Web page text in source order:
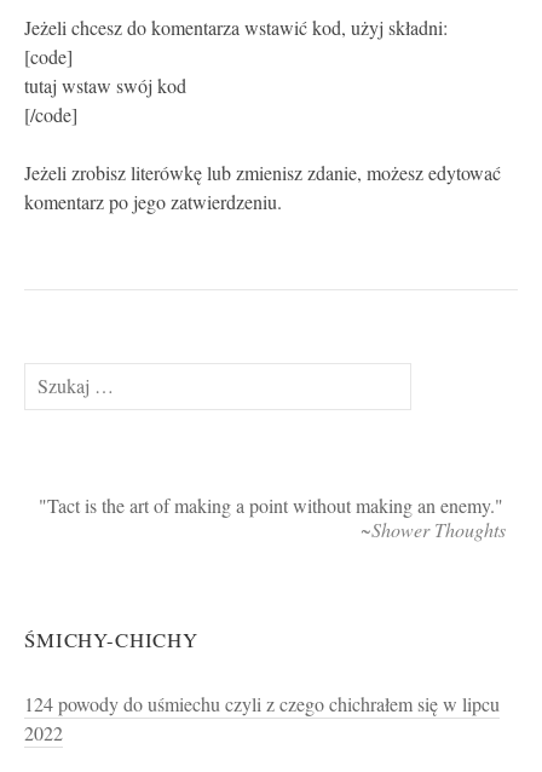
Jeżeli chcesz do komentarza wstawić kod, użyj składni:
[code]
tutaj wstaw swój kod
[/code]
Jeżeli zrobisz literówkę lub zmienisz zdanie, możesz edytować
komentarz po jego zatwierdzeniu.
Szukaj:
Tact is the art of making a point without making an enemy.
~Shower Thoughts
ŚMICHY-CHICHY
124 powody do uśmiechu czyli z czego chichrałem się w lipcu
2022